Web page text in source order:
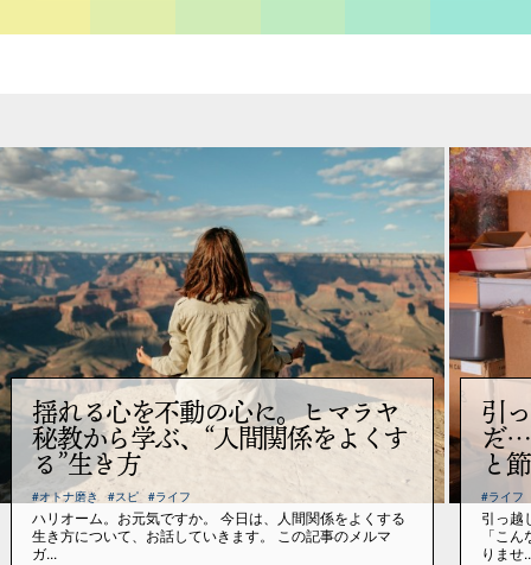
揺れる心を不動の心に。ヒマラヤ
秘教から学ぶ、“人間関係をよくす
る”生き方
#オトナ磨き #スピ #ライフ
ハリオーム。お元気ですか。 今日は、人間関係をよくする
生き方について、お話していきます。 この記事のメルマ
ガ...
引
だ…
と
#ライフ
引っ越
「こ
りませ